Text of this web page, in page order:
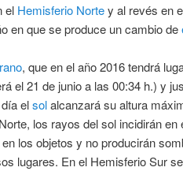
el Hemisferio Nortey al revés en
en que se produce un cambio de
, que en el año 2016 tendrá
el 21 de junio a las 00:34 h.) y
elsolalcanzará su altura
los rayos del sol incidirán en
los objetos y no producirán
lugares. En el Hemisferio Sur